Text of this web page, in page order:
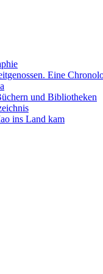
Eine
und Bibliotheken
ins Land kam